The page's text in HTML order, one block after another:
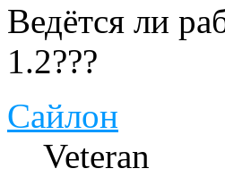
Ведётся ли
1.2???
Сайлон
Veteran